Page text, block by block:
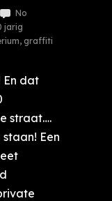
No
jarig
, graffiti
En dat
straat….
Een